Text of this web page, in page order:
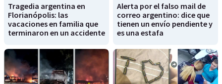
Tragedia argentina en
Florianópolis: las
vacaciones en familia que
terminaron en un accidente
Alerta por el falso mail de
correo argentino: dice que
tienen un envío pendiente y
es una estafa